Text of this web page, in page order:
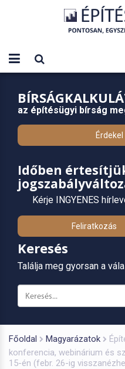
az építésügyi bírság
Érdekel
Időben
Kérje INGYENES
Feliratkozás
Keresés
Találja meg gyorsan a
Főoldal Magyarázatok
konferencia, webinárium és
15-én (febr. 26-ig